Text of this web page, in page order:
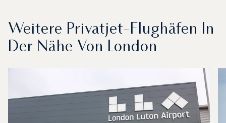
Weitere Privatjet-Flughäfen In
Der Nähe Von London